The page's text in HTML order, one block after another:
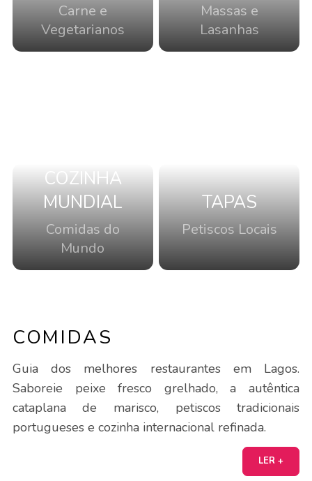
Carne e
Vegetarianos
Massas e
Lasanhas
COZINHA
MUNDIAL
Comidas do
Mundo
TAPAS
Petiscos Locais
COMIDAS
Guia dos melhores restaurantes em Lagos.
Saboreie peixe fresco grelhado, a autêntica
cataplana de marisco, petiscos tradicionais
portugueses e cozinha internacional refinada.
LER +